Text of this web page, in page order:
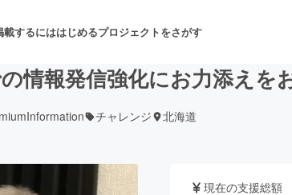
載するにははじめるプロジェクトをさがす
情報発信強化にお力添えを
チャレンジ 北海道
現在の支援総額